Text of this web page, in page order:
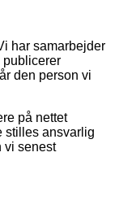
har samarbejder
publicerer
den person vi
på nettet
stilles ansvarlig
vi senest